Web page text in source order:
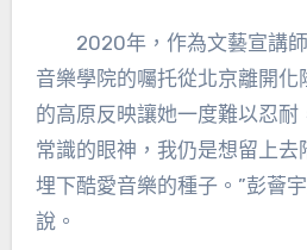
2020年，作為文藝宣講
音樂學院的囑托從北京離開化
的高原反映讓她一度難以忍耐
常識的眼神，我仍是想留上去
埋下酷愛音樂的種子。”彭薈
說。